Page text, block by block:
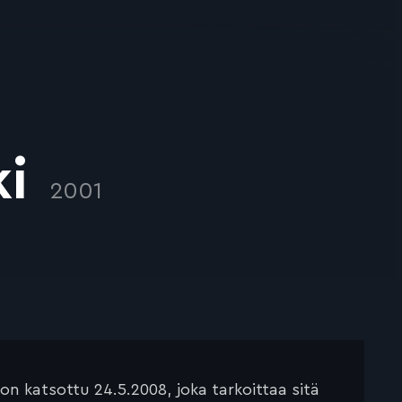
2001
katsottu 24.5.2008, joka tarkoittaa sitä